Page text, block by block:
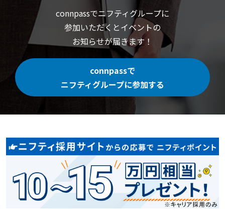
connpassでニフティグループに
参加いただくとイベントの
お知らせが届きます！
connpassで
ニフティグループに参加する